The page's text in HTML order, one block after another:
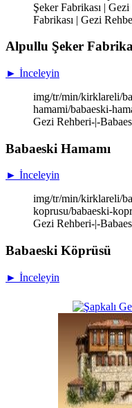
Şeker Fabrikası |
Fabrikası | Gezi
Alpullu Şeker
► İnceleyin
img/tr/min/kirklareli/
hamami/babaeski-
Gezi Rehberi-|-
Babaeski Hamamı
► İnceleyin
img/tr/min/kirklareli/
koprusu/babaeski-
Gezi Rehberi-|-
Babaeski Köprüsü
► İnceleyin